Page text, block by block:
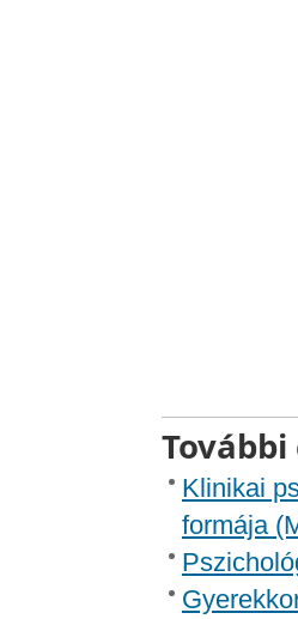
Klinikai
formája